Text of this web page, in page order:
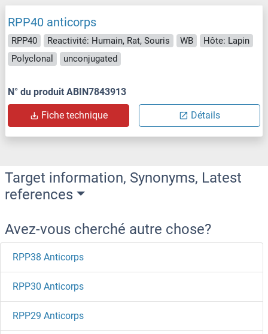
RPP40 anticorps
RPP40 Reactivité: Humain, Rat, Souris WB
Hôte: Lapin
Polyclonal
unconjugated
N° du produit ABIN7843913
Fiche technique Détails
Target information, Synonyms, Latest
references
Avez-vous cherché autre chose?
RPP38 Anticorps
RPP30 Anticorps
RPP29 Anticorps